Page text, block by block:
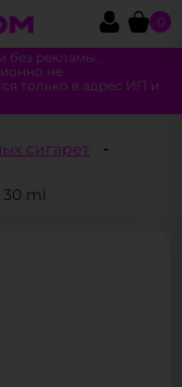
0
без рекламы.
не
только в адрес ИП и
сигарет
ml